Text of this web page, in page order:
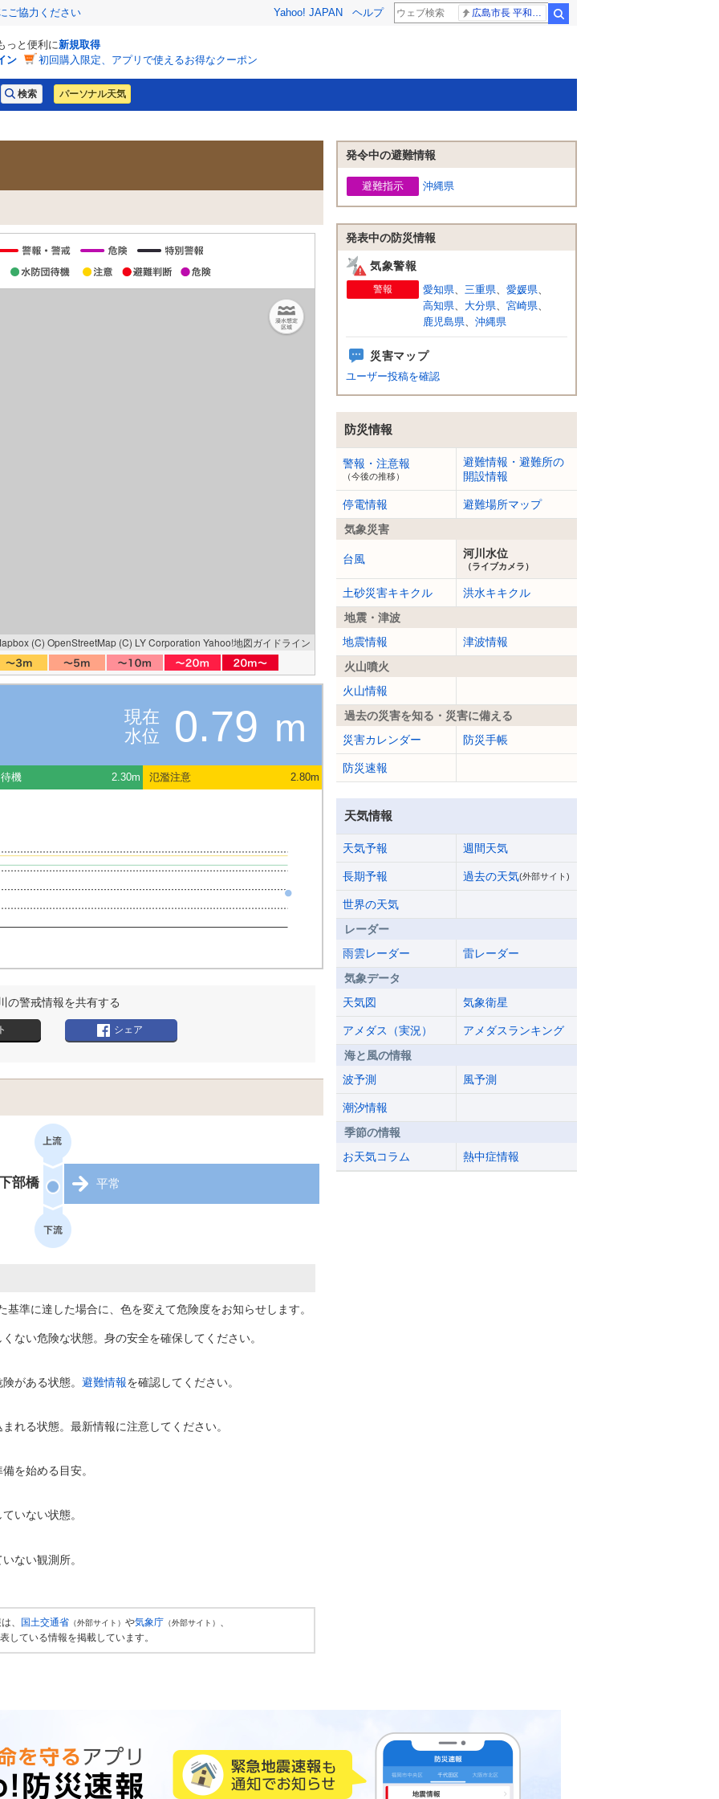
ご協力ください Yahoo! JAPAN ヘルプ
っと便利に新規取得
ン
初回購入限定、アプリで使えるお得なクーポン
パーソナル天気
(C) OpenStreetMap (C) LY Corporation Yahoo!地図ガイドライン
現在
水位
0.79 m
機 2.30m 氾濫注意 2.80m
の警戒情報を共有する
シェア
部橋 平常
準に達した場合に、色を変えて危険度をお知らせします。
ない危険な状態。身の安全を確保してください。
がある状態。 避難情報を確認してください。
れる状態。最新情報に注意してください。
を始める目安。
いない状態。
ない観測所。
、 国土交通省 （外部サイト） や気象庁 （外部サイト） 、
している情報を掲載しています。
発令中の避難情報
避難指示 沖縄県
発表中の防災情報
気象警報
警報 愛知県、 三重県、 愛媛県、
高知県、 大分県、 宮崎県、
鹿児島県、 沖縄県
災害マップ
ユーザー投稿を確認
防災情報
警報・注意報
（今後の推移）
避難情報・避難所の
開設情報
停電情報
避難場所マップ
気象災害
台風 河川水位
（ライブカメラ）
土砂災害キキクル
洪水キキクル
地震・津波
地震情報
津波情報
火山噴火
火山情報
過去の災害を知る・災害に備える
災害カレンダー
防災手帳
防災速報
天気情報
天気予報 週間天気
長期予報 過去の天気(外部サイト)
世界の天気
レーダー
雨雲レーダー
雷レーダー
気象データ
天気図
気象衛星
アメダス（実況）
アメダスランキング
海と風の情報
波予測
風予測
潮汐情報
季節の情報
お天気コラム
熱中症情報